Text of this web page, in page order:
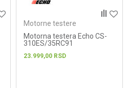
Motorne testere
Motorna testera Echo CS-
310ES/35RC91
23.999,00 RSD